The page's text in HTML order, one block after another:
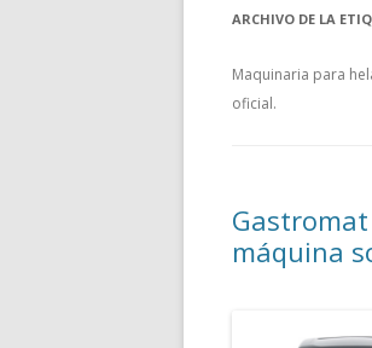
ARCHIVO DE LA
Maquinaria para
oficial.
máquina